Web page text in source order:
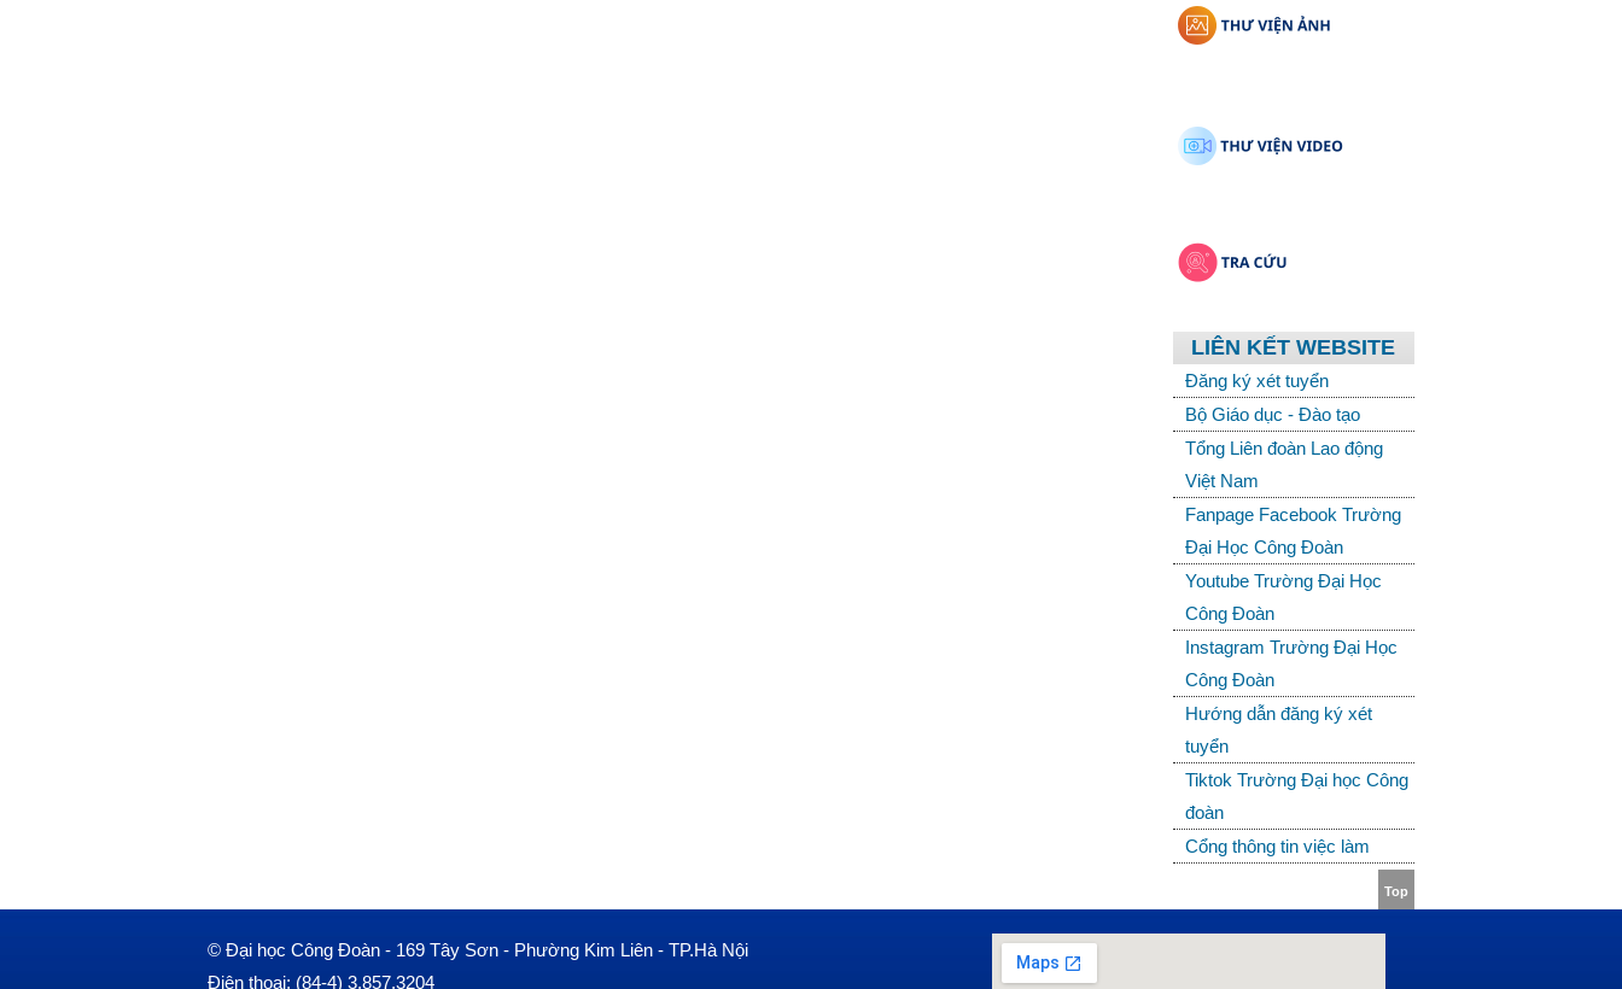
LIÊN KẾT WEBSITE
Đăng ký xét tuyển
Bộ Giáo dục - Đào tạo
Tổng Liên đoàn Lao động
Việt Nam
Fanpage Facebook Trường
Đại Học Công Đoàn
Youtube Trường Đại Học
Công Đoàn
Instagram Trường Đại Học
Công Đoàn
Hướng dẫn đăng ký xét
tuyển
Tiktok Trường Đại học Công
đoàn
Cổng thông tin việc làm
Top
© Đại học Công Đoàn - 169 Tây Sơn - Phường Kim Liên - TP.Hà Nội
Điện thoại: (84-4) 3.857.3204